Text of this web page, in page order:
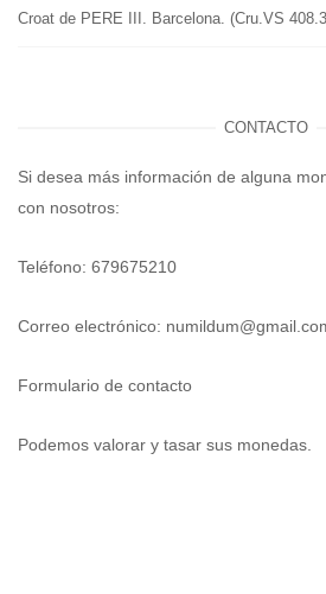
Croat de PERE III. Barcelona. (Cru.VS
CONTACTO
Si desea más información de alguna
con nosotros:
Teléfono: 679675210
Correo electrónico:
Formulario de contacto
Podemos valorar y tasar sus monedas.